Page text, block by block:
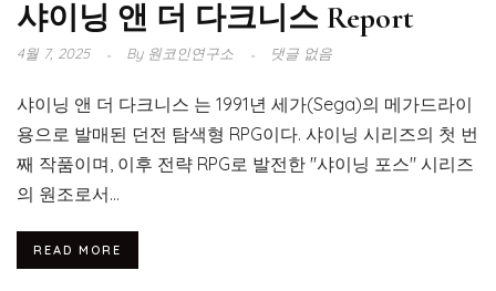
샤이닝 앤 더 다크니스 Report
4월 7, 2025 By원코인연구소 댓글 없음
샤이닝 앤 더 다크니스 는 1991년 세가(Sega)의 메가드라이
용으로 발매된 던전 탐색형 RPG이다. 샤이닝 시리즈의 첫 번
째 작품이며, 이후 전략 RPG로 발전한 "샤이닝 포스" 시리즈
의 원조로서...
READ MORE